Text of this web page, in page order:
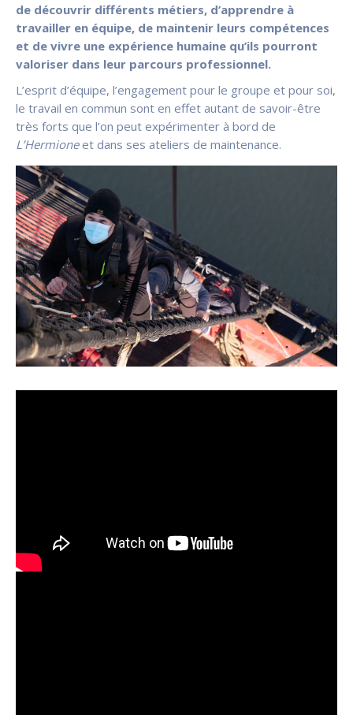
de découvrir différents métiers, d’apprendre à
travailler en équipe, de maintenir leurs compétences
et de vivre une expérience humaine qu’ils pourront
valoriser dans leur parcours professionnel.
L’esprit d’équipe, l’engagement pour le groupe et pour soi,
le travail en commun sont en effet autant de savoir-être
très forts que l’on peut expérimenter à bord de
L’Hermioneet dans ses ateliers de maintenance.